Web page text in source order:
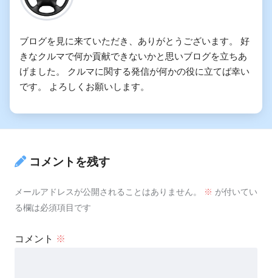
ブログを見に来ていただき、ありがとうございます。 好
きなクルマで何か貢献できないかと思いブログを立ちあ
げました。 クルマに関する発信が何かの役に立てば幸い
です。 よろしくお願いします。
コメントを残す
メールアドレスが公開されることはありません。 ※ が付いてい
る欄は必須項目です
コメント ※